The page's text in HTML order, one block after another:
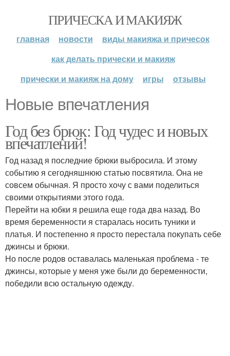
ПРИЧЕСКА И МАКИЯЖ
главная новости
виды макияжа и причесок
как делать прически и макияж
прически и макияж на дому
игры отзывы
Новые впечатления
Год без брюк: Год чудес и новых
впечатлений!
Год назад я последние брюки выбросила. И этому
событию я сегодняшнюю статью посвятила. Она не
совсем обычная. Я просто хочу с вами поделиться
своими открытиями этого года.
Перейти на юбки я решила еще года два назад. Во
время беременности я старалась носить туники и
платья. И постепенно я просто перестала покупать себе
джинсы и брюки.
Но после родов оставалась маленькая проблема - те
джинсы, которые у меня уже были до беременности,
победили всю остальную одежду.